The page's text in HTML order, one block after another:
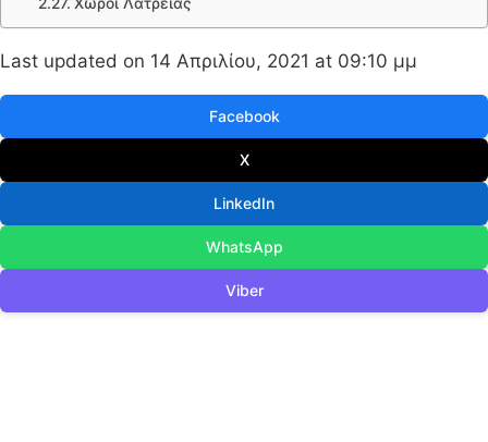
Last updated on 14 Απριλίου, 2021 at 09:10 μμ
Facebook
X
LinkedIn
WhatsApp
Viber